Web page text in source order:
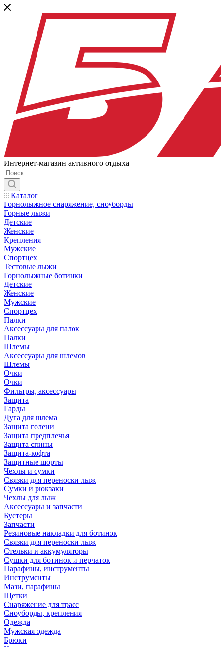
Интернет-магазин активного отдыха
Каталог
Горнолыжное снаряжение, сноуборды
Горные лыжи
Детские
Женские
Крепления
Мужские
Спортцех
Тестовые лыжи
Горнолыжные ботинки
Детские
Женские
Мужские
Спортцех
Палки
Аксессуары для палок
Палки
Шлемы
Аксессуары для шлемов
Шлемы
Очки
Очки
Фильтры, аксессуары
Защита
Гарды
Дуга для шлема
Защита голени
Защита предплечья
Защита спины
Защита-кофта
Защитные шорты
Чехлы и сумки
Связки для переноски лыж
Сумки и рюкзаки
Чехлы для лыж
Аксессуары и запчасти
Бустеры
Запчасти
Резиновые накладки для ботинок
Связки для переноски лыж
Стельки и аккумуляторы
Сушки для ботинок и перчаток
Парафины, инструменты
Инструменты
Мази, парафины
Щетки
Снаряжение для трасс
Сноуборды, крепления
Одежда
Мужская одежда
Брюки